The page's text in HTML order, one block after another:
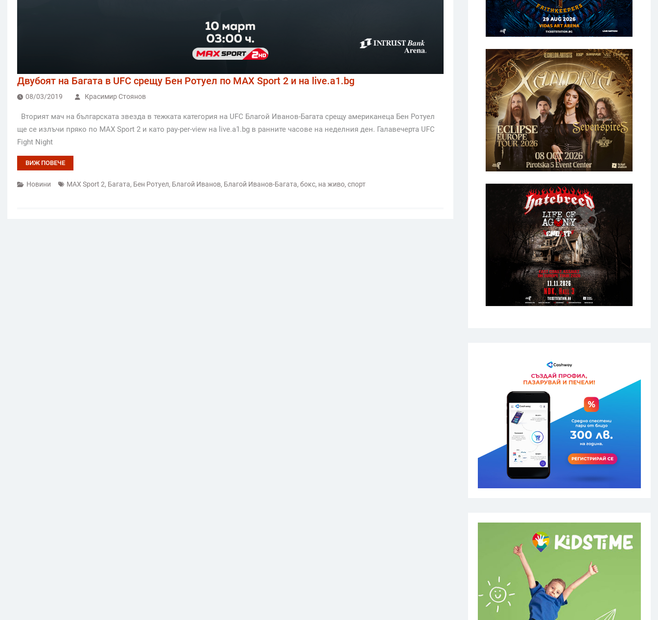
Двубоят на Багата в UFC срещу Бен Ротуел по MAX Sport 2 и на live.a1.bg
08/03/2019 Красимир Стоянов
Вторият мач на българската звезда в тежката категория на UFC Благой Иванов-Багата срещу американеца Бен Ротуел
ще се излъчи пряко по MAX Sport 2 и като pay-per-view на live.a1.bg в ранните часове на неделния ден. Галавечерта UFC
Fight Night
ВИЖ ПОВЕЧЕ
Новини MAX Sport 2, Багата, Бен Ротуел, Благой Иванов, Благой Иванов-Багата, бокс, на живо, спорт